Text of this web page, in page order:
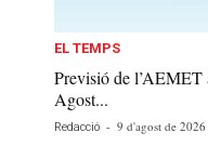
EL TEMPS
Previsió de l’AEMET
Agost...
Redacció - 9 d'agost de 2026